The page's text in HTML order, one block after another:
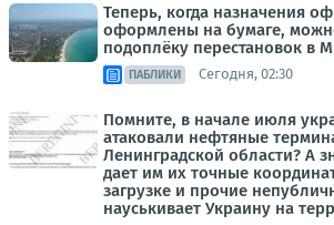
Теперь, когда назначения
оформлены на бумаге,
подоплёку перестановок в
ПАБЛИКИ Сегодня, 02:30
Помните, в начале июля
атаковали нефтяные
Ленинградской области? А
дает им их точные
загрузке и прочие
науськивает Украину на